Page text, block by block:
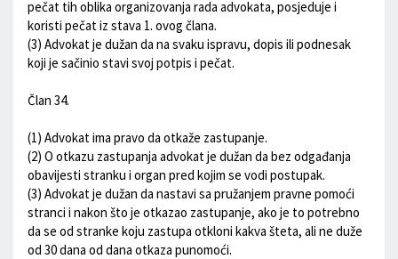
pečat tih oblika organizovanja rada advokata, posjeduje i
koristi pečat iz stava 1. ovog člana.
(3) Advokat je dužan da na svaku ispravu, dopis ili podnesak
koji je sačinio stavi svoj potpis i pečat.
Član 34.
(1) Advokat ima pravo da otkaže zastupanje.
(2) O otkazu zastupanja advokat je dužan da bez odgađanja
obavijesti stranku i organ pred kojim se vodi postupak.
(3) Advokat je dužan da nastavi sa pružanjem pravne pomoći
stranci i nakon što je otkazao zastupanje, ako je to potrebno
da se od stranke koju zastupa otkloni kakva šteta, ali ne duže
od 30 dana od dana otkaza punomoći.